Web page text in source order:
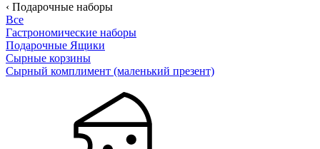
‹ Подарочные наборы
Все
Гастрономические наборы
Подарочные Ящики
Сырные корзины
Сырный комплимент (маленький презент)